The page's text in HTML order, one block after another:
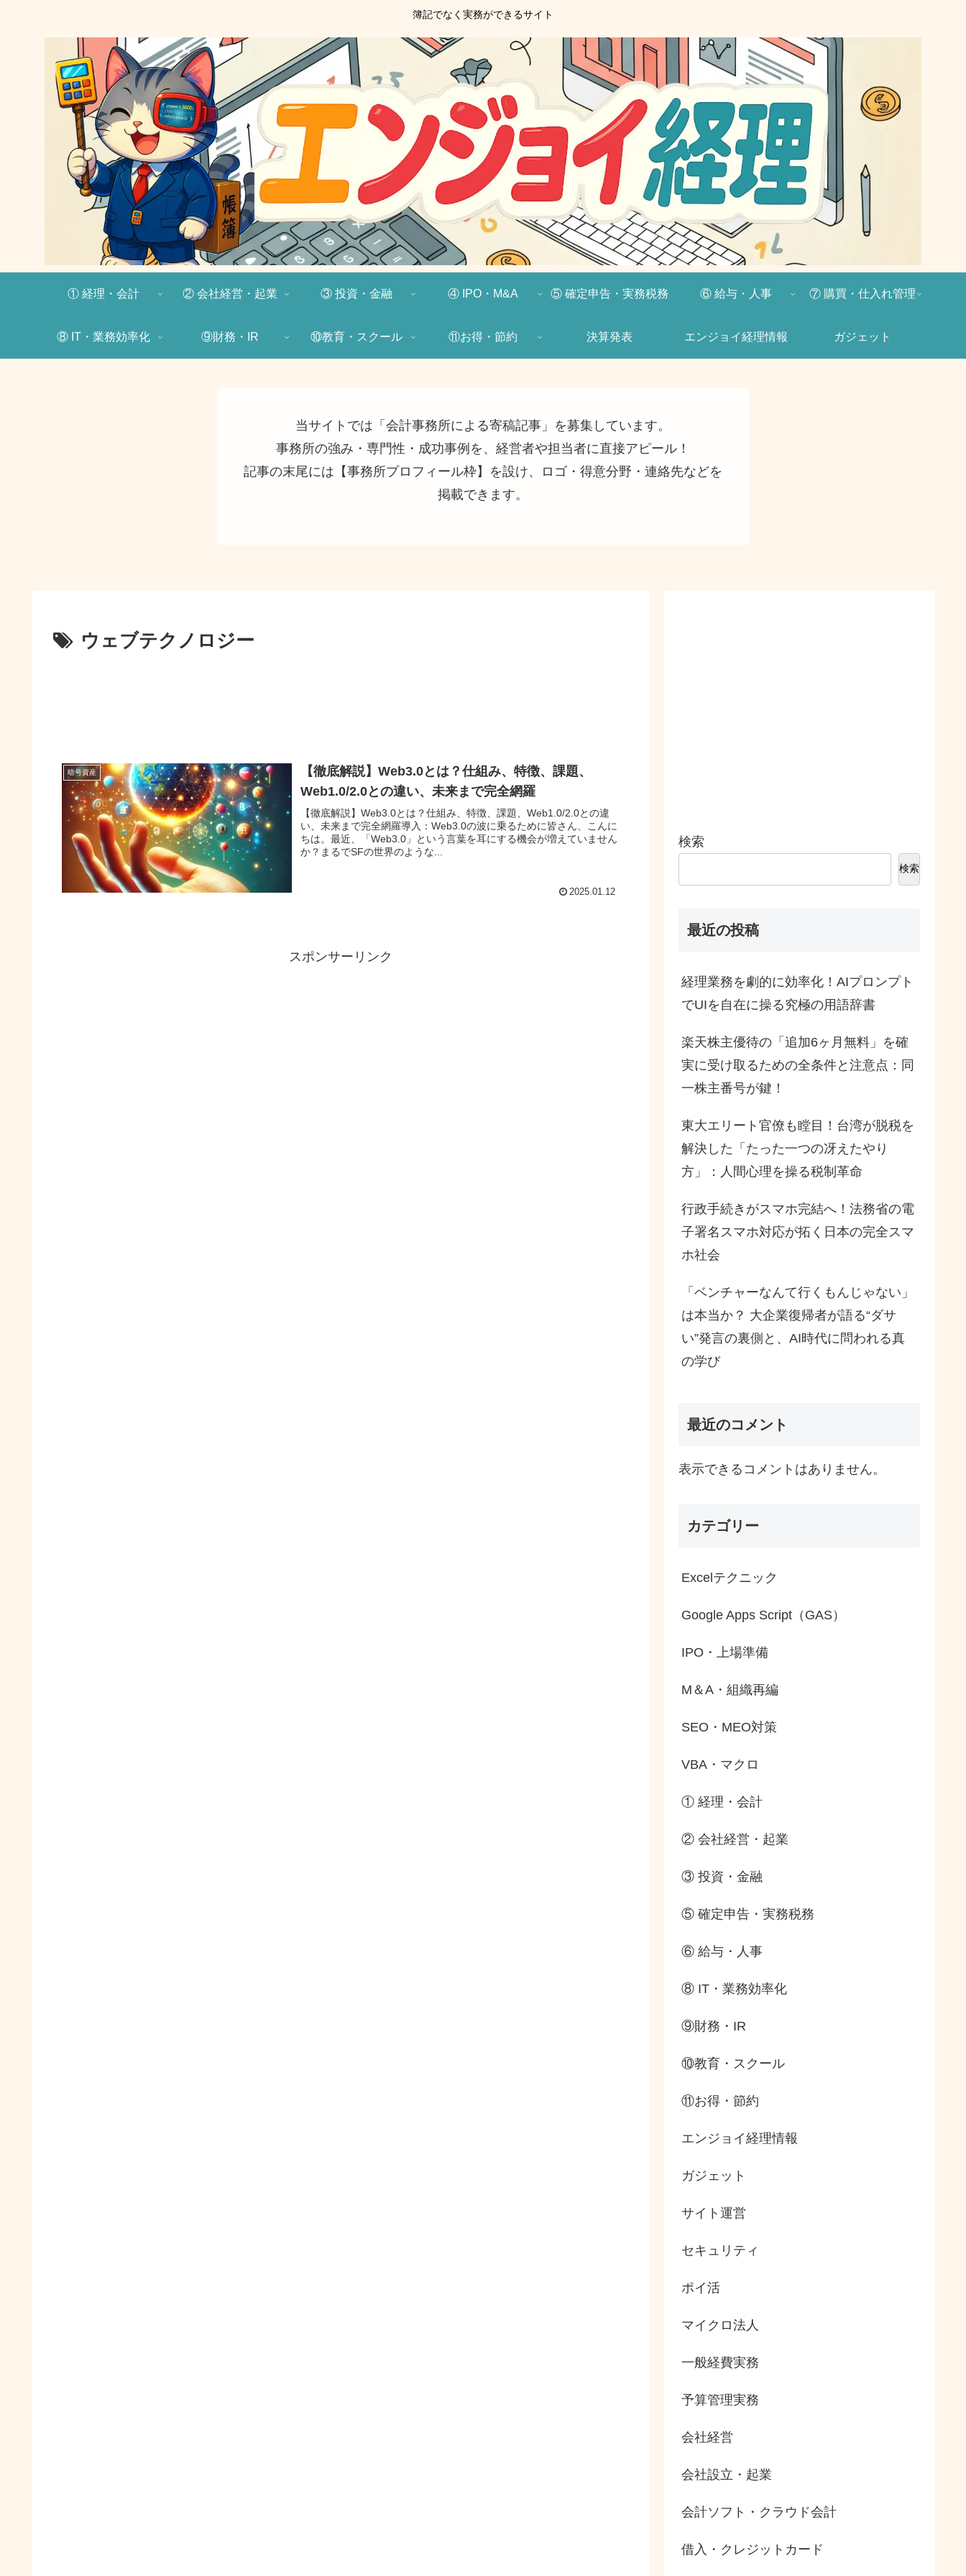
簿記でなく実務ができるサイト
① 経理・会計 ② 会社経営・起業 ③ 投資・金融 ④ IPO・M&A ⑤ 確定申告・実務税務 ⑥ 給与・人事 ⑦ 購買・仕入れ管理
⑧ IT・業務効率化 ⑨財務・IR ⑩教育・スクール ⑪お得・節約 決算発表 エンジョイ経理情報 ガジェット
当サイトでは「会計事務所による寄稿記事」を募集しています。
事務所の強み・専門性・成功事例を、経営者や担当者に直接アピール！
記事の末尾には【事務所プロフィール枠】を設け、ロゴ・得意分野・連絡先などを
掲載できます。
ウェブテクノロジー
暗号資産
【徹底解説】Web3.0とは？仕組み、特徴、課題、
Web1.0/2.0との違い、未来まで完全網羅
【徹底解説】Web3.0とは？仕組み、特徴、課題、Web1.0/2.0との違
い、未来まで完全網羅導入：Web3.0の波に乗るために皆さん、こんに
ちは。最近、「Web3.0」という言葉を耳にする機会が増えていません
か？まるでSFの世界のような...
2025.01.12
スポンサーリンク
検索
検索
最近の投稿
経理業務を劇的に効率化！AIプロンプト
でUIを自在に操る究極の用語辞書
楽天株主優待の「追加6ヶ月無料」を確
実に受け取るための全条件と注意点：同
一株主番号が鍵！
東大エリート官僚も瞠目！台湾が脱税を
解決した「たった一つの冴えたやり
方」：人間心理を操る税制革命
行政手続きがスマホ完結へ！法務省の電
子署名スマホ対応が拓く日本の完全スマ
ホ社会
「ベンチャーなんて行くもんじゃない」
は本当か？ 大企業復帰者が語る“ダサ
い”発言の裏側と、AI時代に問われる真
の学び
最近のコメント
表示できるコメントはありません。
カテゴリー
Excelテクニック
Google Apps Script（GAS）
IPO・上場準備
M＆A・組織再編
SEO・MEO対策
VBA・マクロ
① 経理・会計
② 会社経営・起業
③ 投資・金融
⑤ 確定申告・実務税務
⑥ 給与・人事
⑧ IT・業務効率化
⑨財務・IR
⑩教育・スクール
⑪お得・節約
エンジョイ経理情報
ガジェット
サイト運営
セキュリティ
ポイ活
マイクロ法人
一般経費実務
予算管理実務
会社経営
会社設立・起業
会計ソフト・クラウド会計
借入・クレジットカード